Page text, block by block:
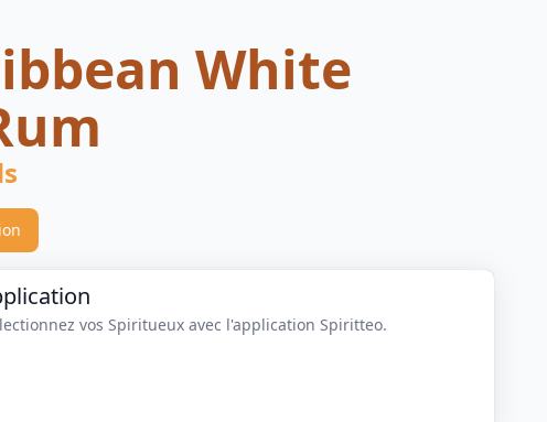
White
vos Spiritueux avec l'application Spiritteo.